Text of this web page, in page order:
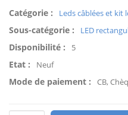
Catégorie : Leds câblées et kit
Sous-catégorie : LED
Disponibilité : 5
Etat : Neuf
Mode de paiement : CB,